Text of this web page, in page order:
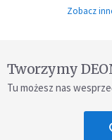
Zobacz
Tworzymy
Tu możesz nas